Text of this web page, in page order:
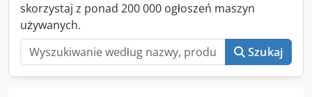
skorzystaj z ponad 200 000 ogłoszeń maszyn
używanych.
Szukaj